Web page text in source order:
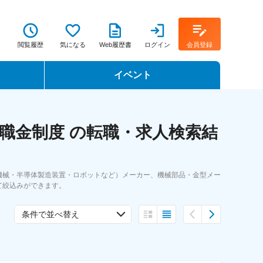
閲覧履歴 気になる Web履歴書 ログイン 会員登録
イベント
転職フェア
金制度 の転職・求人検索結
・半導体製造装置・ロボットなど）メーカー、機械部品・金型メー
込みができます。
条件で並べ替え